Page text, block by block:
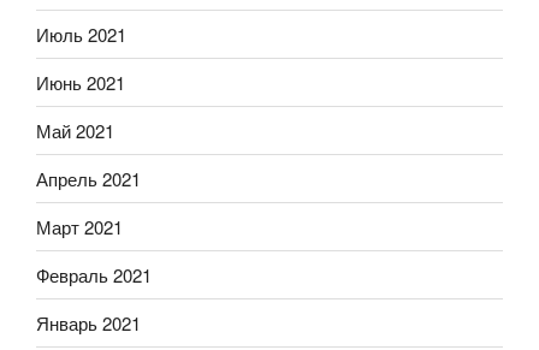
Июль 2021
Июнь 2021
Май 2021
Апрель 2021
Март 2021
Февраль 2021
Январь 2021